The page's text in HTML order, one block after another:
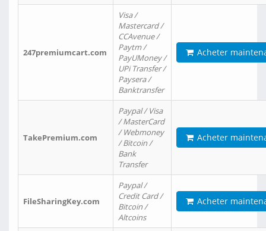
247premiumcart.com
Visa /
Mastercard /
CCAvenue /
Paytm /
PayUMoney /
UPi Transfer /
Paysera /
Banktransfer
Acheter
TakePremium.com
Paypal / Visa
/ MasterCard
/ Webmoney
/ Bitcoin /
Bank
Transfer
Acheter
FileSharingKey.com
Paypal /
Credit Card /
Bitcoin /
Altcoins
Acheter